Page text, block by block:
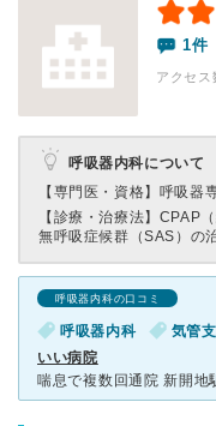
1件
アクセ
呼吸器内科について
【専門医・資格】 呼吸器
【診療・治療法】 CPAP
無呼吸症候群（SAS）の
呼吸器内科の口コミ
呼吸器内科 気管
いい病院